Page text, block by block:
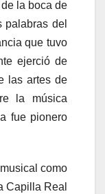
la boca de
del
que tuvo
ejerció de
las artes de
la música
fue pionero
como
Capilla Real